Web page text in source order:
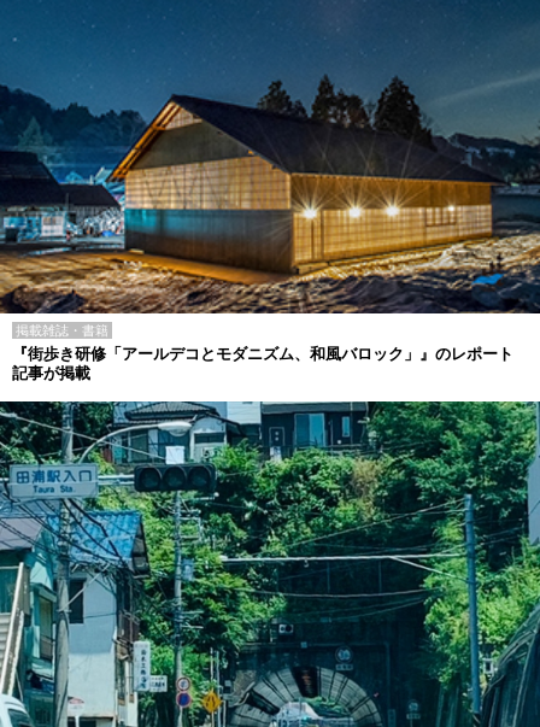
掲載雑誌・書籍
『街歩き研修「アールデコとモダニズム、和風バロック」』のレポート
記事が掲載